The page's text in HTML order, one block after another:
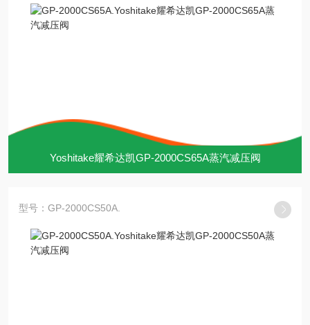
Yoshitake耀希达凯GP-2000CS65A蒸汽减压阀
型号：GP-2000CS50A.